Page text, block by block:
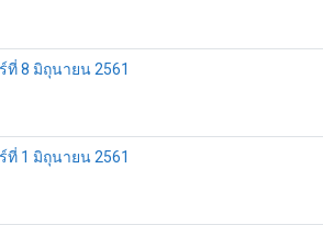
8 มิถุนายน 2561
1 มิถุนายน 2561